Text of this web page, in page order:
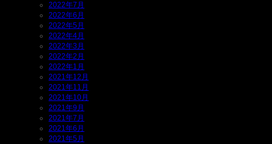
2022年7月
2022年6月
2022年5月
2022年4月
2022年3月
2022年2月
2022年1月
2021年12月
2021年11月
2021年10月
2021年9月
2021年7月
2021年6月
2021年5月